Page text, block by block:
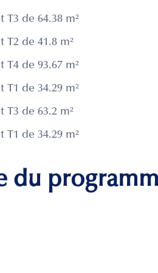
de 64.38 m²
T2 de 41.8 m²
de 93.67 m²
de 34.29 m²
T3 de 63.2 m²
de 34.29 m²
du